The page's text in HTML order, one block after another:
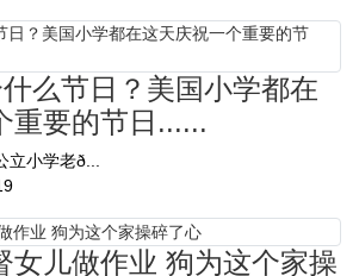
么节日？美国小学都在
重要的节日......
小学老ð...
女儿做作业 狗为这个家操